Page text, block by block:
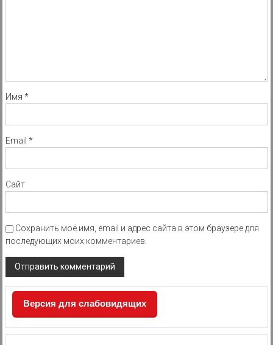
Имя *
Email *
Сайт
Сохранить моё имя, email и адрес сайта в этом браузере для
последующих моих комментариев.
Версия для слабовидящих